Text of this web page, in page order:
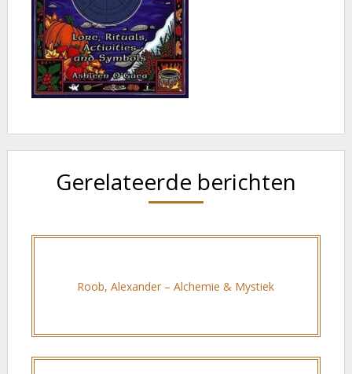
Gerelateerde berichten
Roob, Alexander – Alchemie & Mystiek